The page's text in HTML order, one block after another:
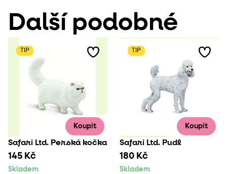
Další podobné
TIP
Koupit
Safari Ltd. Perská kočka
145 Kč
Skladem
TIP
Koupit
Safari Ltd. Pudl
180 Kč
Skladem